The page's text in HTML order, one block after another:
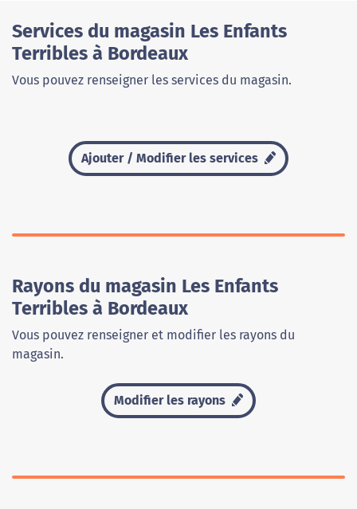
Services du magasin Les Enfants
Terribles à Bordeaux
Vous pouvez renseigner les services du magasin.
Ajouter / Modifier les services
Rayons du magasin Les Enfants
Terribles à Bordeaux
Vous pouvez renseigner et modifier les rayons du
magasin.
Modifier les rayons